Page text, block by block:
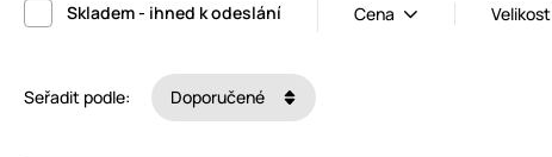
Skladem - ihned k odeslání Cena Velikost
Seřadit podle: Doporučené